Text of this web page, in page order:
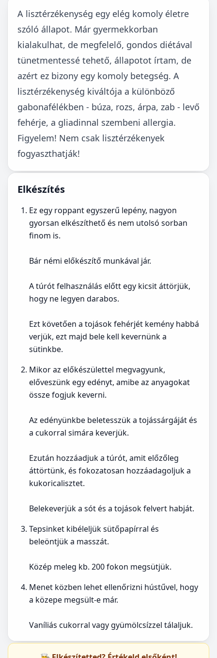
A lisztérzékenység egy elég komoly életre
szóló állapot. Már gyermekkorban
kialakulhat, de megfelelő, gondos diétával
tünetmentessé tehető, állapotot írtam, de
azért ez bizony egy komoly betegség. A
lisztérzékenység kiváltója a különböző
gabonafélékben - búza, rozs, árpa, zab - levő
fehérje, a gliadinnal szembeni allergia.
Figyelem! Nem csak lisztérzékenyek
fogyaszthatják!
Elkészítés
Ez egy roppant egyszerű lepény, nagyon
gyorsan elkészíthető és nem utolsó sorban
finom is.
Bár némi előkészítő munkával jár.
A túrót felhasználás előtt egy kicsit áttörjük,
hogy ne legyen darabos.
Ezt követően a tojások fehérjét kemény habbá
verjük, ezt majd bele kell kevernünk a
sütinkbe.
Mikor az előkészülettel megvagyunk,
előveszünk egy edényt, amibe az anyagokat
össze fogjuk keverni.
Az edényünkbe beletesszük a tojássárgáját és
a cukorral simára keverjük.
Ezután hozzáadjuk a túrót, amit előzőleg
áttörtünk, és fokozatosan hozzáadagoljuk a
kukoricalisztet.
Belekeverjük a sót és a tojások felvert habját.
Tepsinket kibéleljük sütőpapírral és
beleöntjük a masszát.
Közép meleg kb. 200 fokon megsütjük.
Menet közben lehet ellenőrizni hústűvel, hogy
a közepe megsült-e már.
Vaníliás cukorral vagy gyümölcsízzel tálaljuk.